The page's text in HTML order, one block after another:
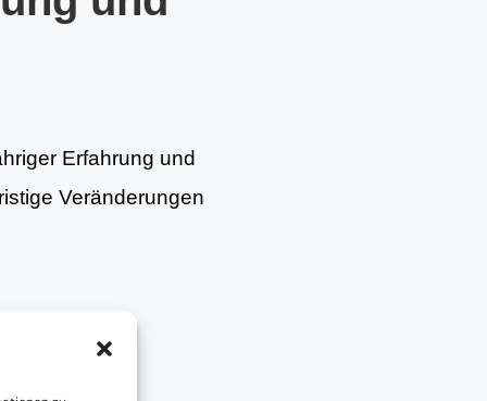
Erfahrung und
Veränderungen